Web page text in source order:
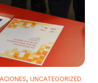
, UNCATEGORIZED